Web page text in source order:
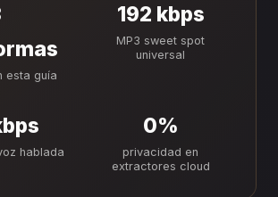
esta guía
192 kbps
MP3 sweet spot
universal
hablada
0%
privacidad en
extractores cloud